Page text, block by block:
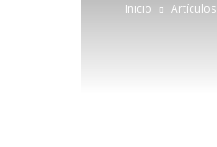
Inicio Artículos